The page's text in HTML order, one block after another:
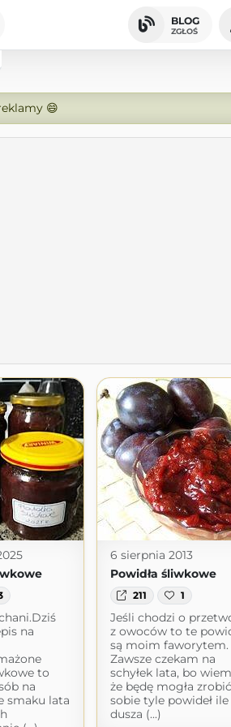
BLOG
ZGŁOŚ
😄
na
to
na
smaku lata
6 sierpnia 2013
Powidła śliwkowe
211 1
Jeśli chodzi o
z owoców to te
są moim faworytem.
Zawsze czekam na
schyłek lata, bo
że będę mogła zrobić
sobie tyle powideł ile
dusza (...)